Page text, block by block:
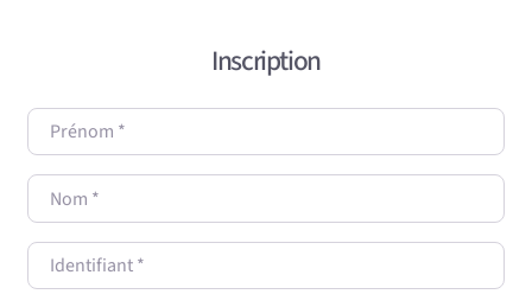
Inscription
Prénom
Nom
Identifiant